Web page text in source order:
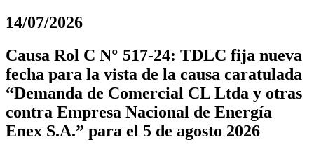
14/07/2026
Causa Rol C N° 517-24: TDLC fija nueva
fecha para la vista de la causa caratulada
“Demanda de Comercial CL Ltda y otras
contra Empresa Nacional de Energía
Enex S.A.” para el 5 de agosto 2026